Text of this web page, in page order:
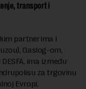
transport i
partnerima i
Gaslog-om,
ima između
za trgovinu
Evropi.